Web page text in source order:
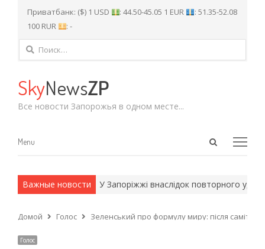
Приватбанк: ($) 1 USD : 44.50-45.05 1 EUR
: 51.35-52.08
100 RUR
: -
Найти:
SkyNewsZP
Все новости Запорожья в одном месте...
Open
Menu
Menu
Важные новости
армейские методы. У Запоріжжі внаслідок повторного
Домой Голос Зеленський про формулу миру: після саміту
Голос